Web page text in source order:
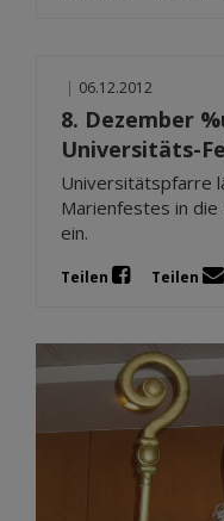
| 06.12.2012
8. Dezember
Universitäts-
Universitätspfarre
Marienfestes in
ein.
Teilen Teilen